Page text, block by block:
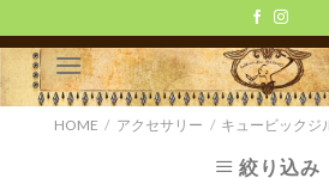
to
content
HOME / アクセサリー / キュービックジ
絞り込み